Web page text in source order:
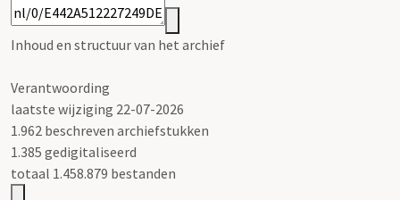
Inhoud en structuur van het archief
Verantwoording
laatste wijziging 22-07-2026
1.962 beschreven archiefstukken
1.385 gedigitaliseerd
totaal 1.458.879 bestanden